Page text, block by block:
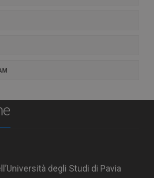
degli Studi di Pavia